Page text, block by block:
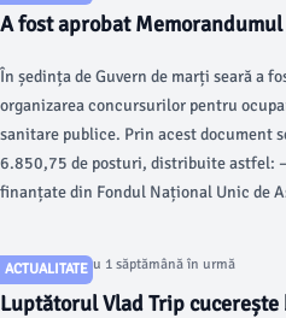
A fost aprobat
unitățile sanitare publice
În ședința de Guvern de marți seară a
organizarea concursurilor pentru
sanitare publice. Prin acest document
6.850,75 de posturi, distribuite astfel:
finanțate din Fondul Național Unic de
ACTUALITATE
Articol postat cu 1 săptămână în urmă
Luptătorul Vlad Trip